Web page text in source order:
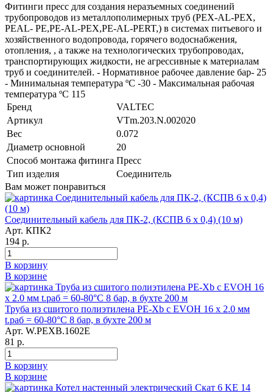
Фитинги пресс для создания неразъемных соединений
трубопроводов из металлополимерных труб (PEX-AL-PEX,
PEAL- PE,PE-AL-PEX,PE-AL-PERT,) в системах питьевого и
хозяйственного водопровода, горячего водоснабжения,
отопления, , а также на технологических трубопроводах,
транспортирующих жидкости, не агрессивные к материалам
труб и соединителей. - Нормативное рабочее давление бар- 25
- Минимальная температура ºС -30 - Максимальная рабочая
температура ºС 115
Бренд
VALTEC
Артикул
VTm.203.N.002020
Вес
0.072
Диаметр основной
20
Способ монтажа фитинга Пресс
Тип изделия
Соединитель
Вам может понравиться
Соединительный кабель для ПК-2, (КСПВ 6 х 0,4) (10 м)
Арт. КПК2
194 р.
В корзину
В корзине
Труба из сшитого полиэтилена PE-Xb с EVOH 16 x 2.0 мм
t.раб = 60-80°C 8 бар, в бухте 200 м
Арт. W.PEXB.1602E
81 р.
В корзину
В корзине